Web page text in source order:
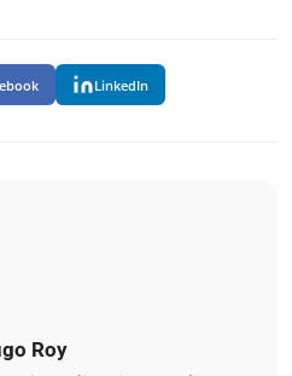
LinkedIn
Roy